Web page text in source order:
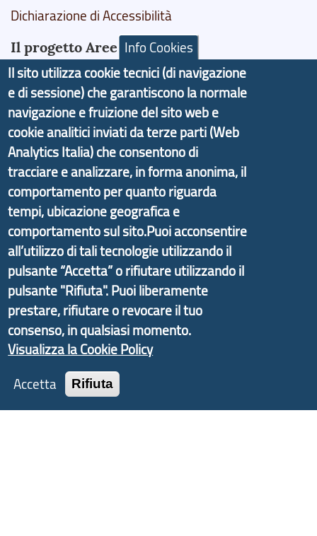
Dichiarazione di Accessibilità
Il progetto Aree Interne
Il portale di marketing territoriale e sviluppo locale
di Genova Città Metropolitana si è sviluppato a
partire dal progetto nazionale Aree Interne
promosso dal Dipartimento per lo Sviluppo
Economico e finalizzato al rilancio socio-economico
delle valli dell’entroterra. In particolare fornisce
informazioni ed aggiornamenti sullaStrategia
d'Area Antola-Tigullio, in collaborazione con Regione
Liguria ed ANCI Liguria.
CF: 80007350103
Tecnologie e Accessibilità
Info Cookies
Il sito utilizza cookie tecnici (di navigazione
e di sessione) che garantiscono la normale
navigazione e fruizione del sito web e
cookie analitici inviati da terze parti (Web
Analytics Italia) che consentono di
tracciare e analizzare, in forma anonima, il
comportamento per quanto riguarda
tempi, ubicazione geografica e
comportamento sul sito.Puoi acconsentire
all’utilizzo di tali tecnologie utilizzando il
pulsante “Accetta” o rifiutare utilizzando il
pulsante "Rifiuta". Puoi liberamente
prestare, rifiutare o revocare il tuo
consenso, in qualsiasi momento.
Visualizza la Cookie Policy
Accetta
Rifiuta